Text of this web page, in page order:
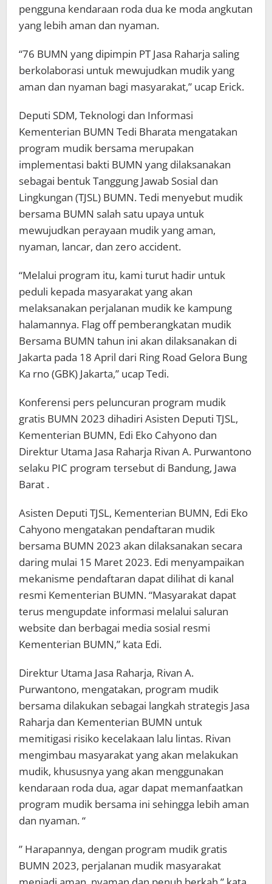
pengguna kendaraan roda dua ke moda angkutan
yang lebih aman dan nyaman.
“76 BUMN yang dipimpin PT Jasa Raharja saling
berkolaborasi untuk mewujudkan mudik yang
aman dan nyaman bagi masyarakat,” ucap Erick.
Deputi SDM, Teknologi dan Informasi
Kementerian BUMN Tedi Bharata mengatakan
program mudik bersama merupakan
implementasi bakti BUMN yang dilaksanakan
sebagai bentuk Tanggung Jawab Sosial dan
Lingkungan (TJSL) BUMN. Tedi menyebut mudik
bersama BUMN salah satu upaya untuk
mewujudkan perayaan mudik yang aman,
nyaman, lancar, dan zero accident.
“Melalui program itu, kami turut hadir untuk
peduli kepada masyarakat yang akan
melaksanakan perjalanan mudik ke kampung
halamannya. Flag off pemberangkatan mudik
Bersama BUMN tahun ini akan dilaksanakan di
Jakarta pada 18 April dari Ring Road Gelora Bung
Ka rno (GBK) Jakarta,” ucap Tedi.
Konferensi pers peluncuran program mudik
gratis BUMN 2023 dihadiri Asisten Deputi TJSL,
Kementerian BUMN, Edi Eko Cahyono dan
Direktur Utama Jasa Raharja Rivan A. Purwantono
selaku PIC program tersebut di Bandung, Jawa
Barat .
Asisten Deputi TJSL, Kementerian BUMN, Edi Eko
Cahyono mengatakan pendaftaran mudik
bersama BUMN 2023 akan dilaksanakan secara
daring mulai 15 Maret 2023. Edi menyampaikan
mekanisme pendaftaran dapat dilihat di kanal
resmi Kementerian BUMN. “Masyarakat dapat
terus mengupdate informasi melalui saluran
website dan berbagai media sosial resmi
Kementerian BUMN,” kata Edi.
Direktur Utama Jasa Raharja, Rivan A.
Purwantono, mengatakan, program mudik
bersama dilakukan sebagai langkah strategis Jasa
Raharja dan Kementerian BUMN untuk
memitigasi risiko kecelakaan lalu lintas. Rivan
mengimbau masyarakat yang akan melakukan
mudik, khususnya yang akan menggunakan
kendaraan roda dua, agar dapat memanfaatkan
program mudik bersama ini sehingga lebih aman
dan nyaman. “
” Harapannya, dengan program mudik gratis
BUMN 2023, perjalanan mudik masyarakat